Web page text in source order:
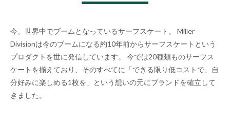
今、世界中でブームとなっているサーフスケート。 Miller
Divisionは今のブームになる約10年前からサーフスケートという
プロダクトを世に発信しています。 今では20種類ものサーフス
ケートを揃えており、そのすべてに「できる限り低コストで、自
分好みに楽しめる1枚を」という想いの元にブランドを確立して
きました。